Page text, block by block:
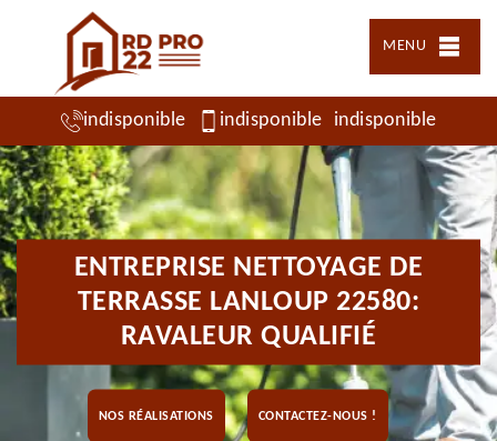
MENU
indisponible indisponible indisponible
ENTREPRISE NETTOYAGE DE
TERRASSE LANLOUP 22580:
RAVALEUR QUALIFIÉ
NOS RÉALISATIONS CONTACTEZ-NOUS !